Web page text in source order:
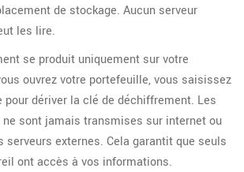
de stockage. Aucun serveur
les lire.
se produit uniquement sur votre
ouvrez votre portefeuille, vous saisissez
pour dériver la clé de déchiffrement. Les
sont jamais transmises sur internet ou
serveurs externes. Cela garantit que seuls
ont accès à vos informations.